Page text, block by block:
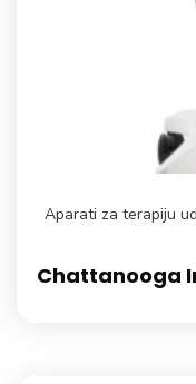
Aparati za terapiju
Chattanooga